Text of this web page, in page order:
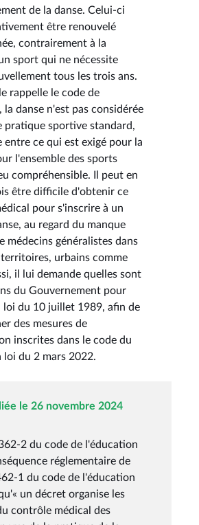
de la danse. Celui-ci
être renouvelé
contrairement à la
sport qui ne nécessite
tous les trois ans.
rappelle le code de
la danse n'est pas considérée
pratique sportive standard,
entre ce qui est exigé pour la
l'ensemble des sports
compréhensible. Il peut en
être difficile d'obtenir ce
pour s'inscrire à un
au regard du manque
médecins généralistes dans
urbains comme
il lui demande quelles sont
du Gouvernement pour
loi du 10 juillet 1989, afin de
des mesures de
inscrites dans le code du
loi du 2 mars 2022.
le 26 novembre 2024
2 du code de l'éducation
réglementaire de
1 du code de l'éducation
un décret organise les
contrôle médical des